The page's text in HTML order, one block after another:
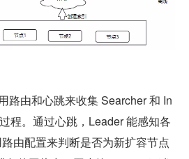
路由和心跳来收集 Searcher 和 In
程。通过心跳，Leader 能感知各
由配置来判断是否为新扩容节点